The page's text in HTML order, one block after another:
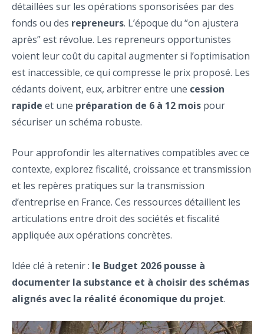
détaillées sur les opérations sponsorisées par des
fonds ou des repreneurs. L’époque du “on ajustera
après” est révolue. Les repreneurs opportunistes
voient leur coût du capital augmenter si l’optimisation
est inaccessible, ce qui compresse le prix proposé. Les
cédants doivent, eux, arbitrer entre une cession
rapide et une préparation de 6 à 12 mois pour
sécuriser un schéma robuste.
Pour approfondir les alternatives compatibles avec ce
contexte, explorez fiscalité, croissance et transmission
et les repères pratiques sur la transmission
d’entreprise en France. Ces ressources détaillent les
articulations entre droit des sociétés et fiscalité
appliquée aux opérations concrètes.
Idée clé à retenir : le Budget 2026 pousse à
documenter la substance et à choisir des schémas
alignés avec la réalité économique du projet.